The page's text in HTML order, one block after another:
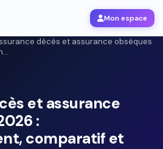
Mon espace
décès et assurance obsèques
et assurance
:
comparatif et